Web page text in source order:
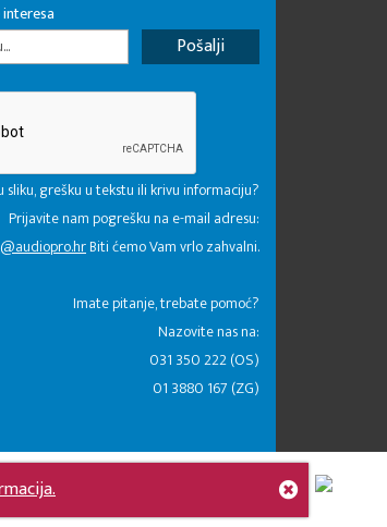
sliku, grešku u tekstu ili krivu informaciju?
Prijavite nam pogrešku na e-mail adresu:
Biti ćemo Vam vrlo zahvalni.
​Imate pitanje, trebate pomoć?
Nazovite nas na:
031 350 222 (OS)
01 3880 167 (ZG)